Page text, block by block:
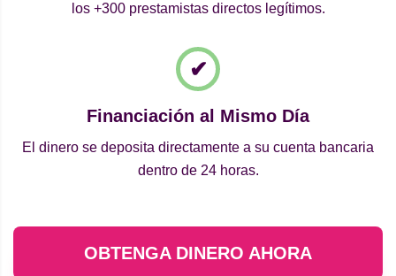
los +300 prestamistas directos legítimos.
Financiación al Mismo Día
El dinero se deposita directamente a su cuenta bancaria
dentro de 24 horas.
OBTENGA DINERO AHORA